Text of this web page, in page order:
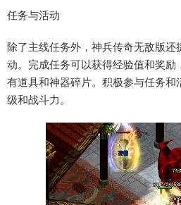
任务与活动
除了主线任务外，神兵传奇无敌版
动。完成任务可以获得经验值和奖
有道具和神器碎片。积极参与任务
级和战斗力。